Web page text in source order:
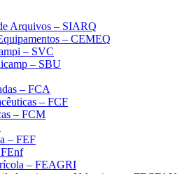
Arquivos – SIARQ
– CEMEQ
– SVC
– SBU
– FCA
– FCF
– FCM
– FEF
– FEAGRI